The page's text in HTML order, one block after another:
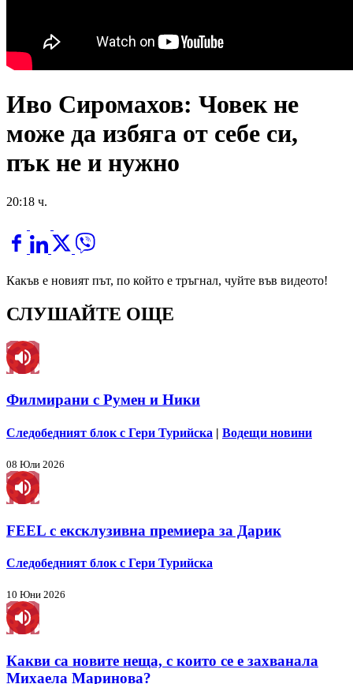
Иво Сиромахов: Човек не
може да избяга от себе си,
пък не и нужно
20:18 ч.
Какъв е новият път, по който е тръгнал, чуйте във видеото!
СЛУШАЙТЕ ОЩЕ
Филмирани с Румен и Ники
Следобедният блок с Гери Турийска | Водещи новини
08 Юли 2026
FEEL с ексклузивна премиера за Дарик
Следобедният блок с Гери Турийска
10 Юни 2026
Какви са новите неща, с които се е захванала
Михаела Маринова?